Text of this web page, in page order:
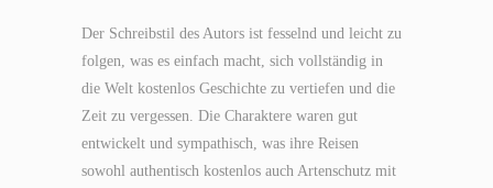
Der Schreibstil des Autors ist fesselnd und leicht zu
folgen, was es einfach macht, sich vollständig in
die Welt kostenlos Geschichte zu vertiefen und die
Zeit zu vergessen. Die Charaktere waren gut
entwickelt und sympathisch, was ihre Reisen
sowohl authentisch kostenlos auch Artenschutz mit